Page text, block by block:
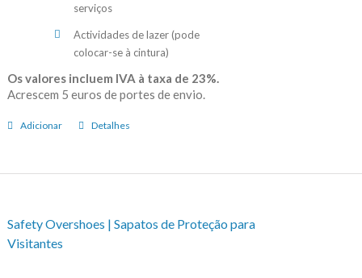
serviços
Actividades de lazer (pode
colocar-se à cintura)
Os valores incluem IVA à taxa de 23%.
Acrescem 5 euros de portes de envio.
Adicionar Detalhes
Safety Overshoes | Sapatos de Proteção para
Visitantes